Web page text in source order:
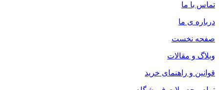
تماس با ما
درباره ی ما
صفحه نخست
وبلاگ و مقالات
قوانین و راهنمای خرید